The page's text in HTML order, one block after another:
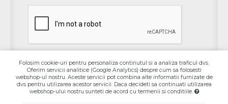
Contact
Folosim cookie-uri pentru personaliza continutul si a analiza traficul dvs.
Oferim servicii analitice (Google Analytics) despre cum sa folosesti
webshop-ul nostru. Aceste servicii pot combina alte informatii furnizate de
dvs pentru utilizarea acestor servicii. Daca decideti sa continuati utilizarea
webshop-ului nostru sunteti de acord cu termenii si conditiile.